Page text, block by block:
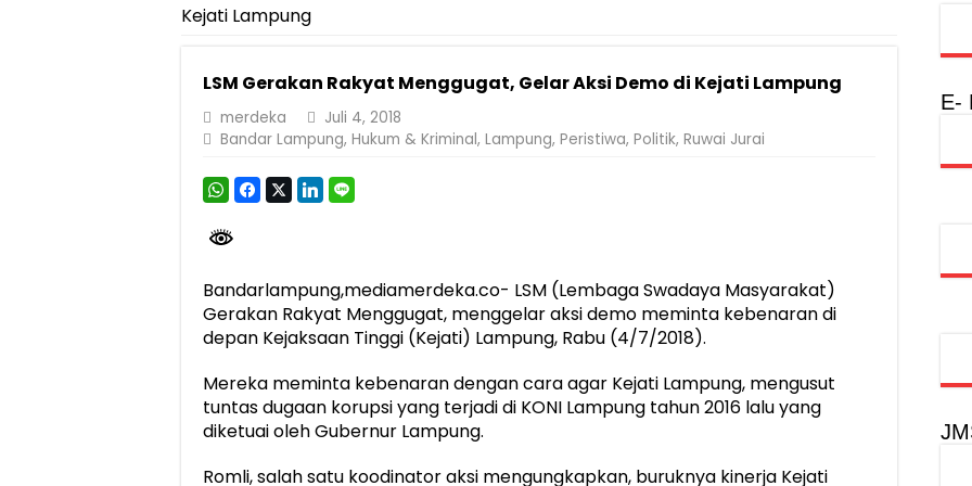
Pemprov Lampung Perkuat Pembangunan Rumah Layak Huni untuk Dukung SDM Unggul dan Masyarakat Sehat
Dirut Jasa Raharja Dampingi Wamenhub Tinjau Penanganan Korban KM Mutiara Sentosa II di RS PHC
Pastikan Pelayanan Maksimal, Direksi Jasa Raharja Tinjau Korban Kebakaran KM Mutiara Sentosa II
Dirut Jasa Raharja Dampingi Wamenhub Tinjau Penanganan Korban KM Mutiara Sentosa II di RS PHC Surabaya
Gubernur Mirza Ajak IAI Darul Fattah Cetak SDM Adaptif Berlandaskan Nilai Agama
Purnama Wulan Sari Mirza Buka SiSeSa Roadshow Lampung 2026, Dorong Kolaborasi Industri Kreatif dan
Kejati Lampung
LSM Gerakan Rakyat Menggugat, Gelar Aksi Demo di Kejati Lampung
merdeka
Juli 4, 2018
Bandar Lampung, Hukum & Kriminal, Lampung, Peristiwa, Politik, Ruwai Jurai
Bandarlampung,mediamerdeka.co- LSM (Lembaga Swadaya Masyarakat)
Gerakan Rakyat Menggugat, menggelar aksi demo meminta kebenaran di
depan Kejaksaan Tinggi (Kejati) Lampung, Rabu (4/7/2018).
Mereka meminta kebenaran dengan cara agar Kejati Lampung, mengusut
tuntas dugaan korupsi yang terjadi di KONI Lampung tahun 2016 lalu yang
diketuai oleh Gubernur Lampung.
Romli, salah satu koodinator aksi mengungkapkan, buruknya kinerja Kejati
E-